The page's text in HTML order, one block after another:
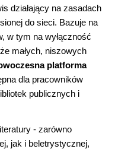
działający na zasadach
do sieci. Bazuje na
w tym na wyłączność
małych, niszowych
platforma
dla pracowników
publicznych i
- zarówno
jak i beletrystycznej,